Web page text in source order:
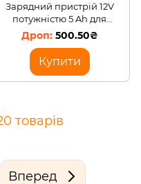
Зарядний пристрій 12V
потужністю 5 Ah для
акумуляторів різних видів
500.50₴
Купити
товарів
Вперед